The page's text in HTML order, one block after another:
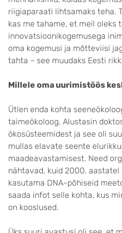
riigiaparaati lihtsamaks teha.
kas me tahame, et meil oleks
innovatsioonikogemusega
oma kogemusi ja mõtteviisi
tahta – see muudaks Eesti
Millele oma uurimistöös
Ütlen enda kohta
taimeökoloog. Alustasin
ökosüsteemidest ja see oli
mullas elavate seente
maadeavastamisest. Need
nähtavad, kuid 2000.
kasutama DNA-põhiseid
saada infot selle kohta, kus
on kooslused.